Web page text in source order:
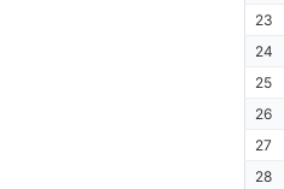
23
24
25
26
27
28